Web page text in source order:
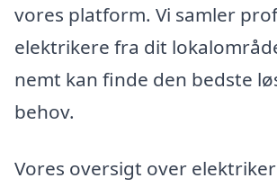
vores platform. Vi samler
elektrikere fra dit
nemt kan finde den bedste
behov.
Vores oversigt over